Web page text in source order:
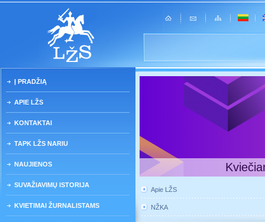
Į PRADŽIĄ
APIE LŽS
KONTAKTAI
TAPK LŽS NARIU
NAUJIENOS
SUVAŽIAVIMŲ ISTORIJA
KVIETIMAI ŽURNALISTAMS
Apie LŽS
NŽKA